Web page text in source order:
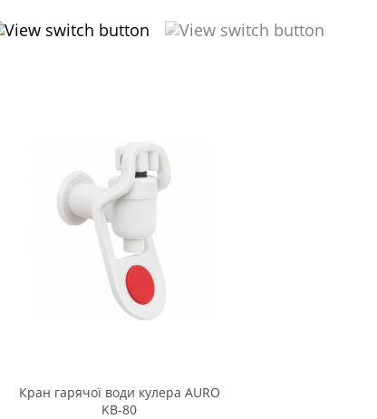
Кран гарячої води кулера AURO
KB-80